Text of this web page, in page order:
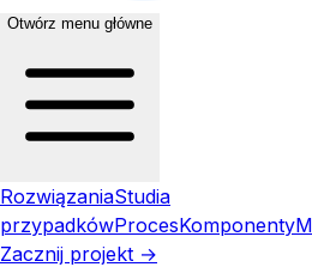
Otwórz menu główne
RozwiązaniaStudia
przypadkówProcesKomponenty
Zacznij projekt →